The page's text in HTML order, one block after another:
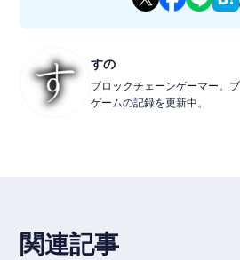
すの
ブロックチェーンゲーマー。
ゲームの記録を更新中。
関連記事